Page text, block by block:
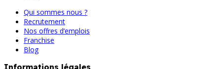
Qui sommes nous ?
Recrutement
Nos offres d’emplois
Franchise
Blog
Informations légales